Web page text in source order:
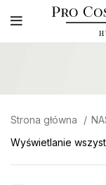
Strona główna
Wyświetlanie